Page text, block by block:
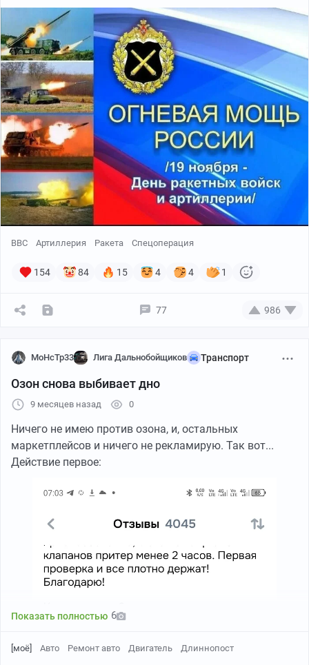
ВВС Артиллерия Ракета Спецоперация
154 84 15 4 4 1
77 986
MoHcTp33 Лига Дальнобойщиков Транспорт
Озон снова выбивает дно
9 месяцев назад 0
Ничего не имею против озона, и, остальных
маркетплейсов и ничего не рекламирую. Так вот...
Действие первое:
Показать полностью 6
[моё] Авто Ремонт авто Двигатель Длиннопост